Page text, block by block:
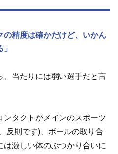
の精度は確かだけど、いかん
、当たりには弱い選手だと言
ンタクトがメインのスポーツ
反則です)、ボールの取り合
は激しい体のぶつかり合いに